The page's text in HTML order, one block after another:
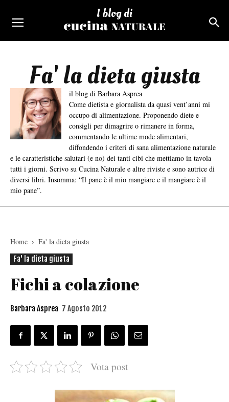
I blog di
Fa' la dieta giusta
il blog di Barbara Asprea
Come dietista e giornalista da quasi vent’anni mi
occupo di alimentazione. Proponendo diete e
consigli per dimagrire o rimanere in forma,
commentando le ultime mode alimentari,
diffondendo i criteri di sana alimentazione naturale
e le caratteristiche salutari (e no) dei tanti cibi che mettiamo in tavola
tutti i giorni. Scrivo su Cucina Naturale e altre riviste e sono autrice di
diversi libri. Insomma: “Il pane è il mio mangiare e il mangiare è il
mio pane”.
Home
Fa' la dieta giusta
Fa' la dieta giusta
Fichi a colazione
Barbara Asprea 7 Agosto 2012
Vota post